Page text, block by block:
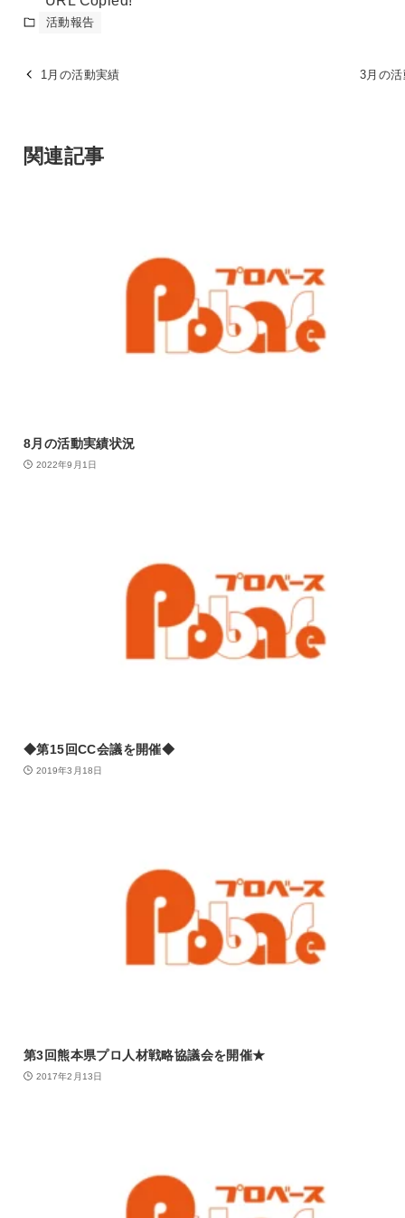
活動報告
1月の活動実績 3月の
関連記事
8月の活動実績状況
2022年9月1日
◆第15回CC会議を開催◆
2019年3月18日
第3回熊本県プロ人材戦略協議会を開催★
2017年2月13日